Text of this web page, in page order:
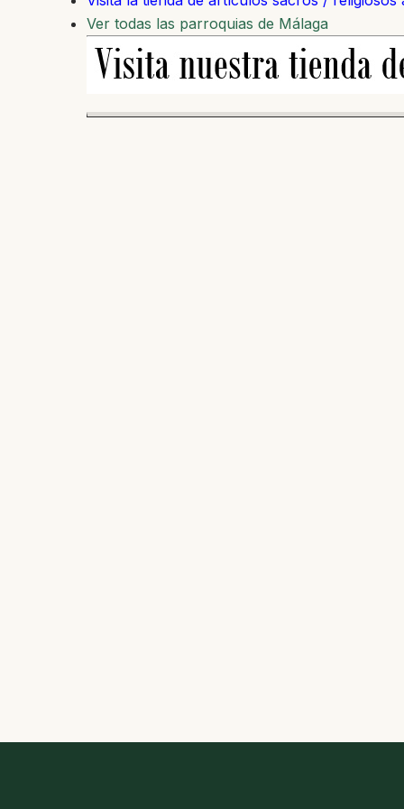
Ver todas las parroquias de Málaga